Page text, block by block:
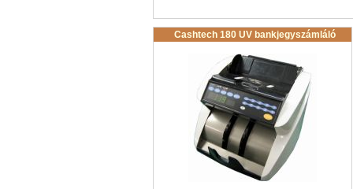
Cashtech 180 UV bankjegyszámláló